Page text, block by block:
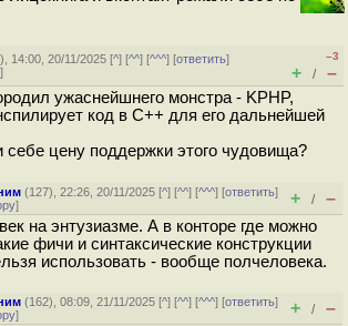
), 14:00, 20/11/2025 [^] [^^] [^^^] [ответить]
]
–3
+ / –
ужаснейшнего монстра - KPHP,
код в C++ для его дальнейшей
себе цену поддержки этого чудовища?
(127), 22:26, 20/11/2025 [^] [^^] [^^^] [ответить]
] + / –
на энтузиазме. А в конторе где можно
фичи и синтаксические конструкции
использовать - вообще полчеловека.
(162), 08:09, 21/11/2025 [^] [^^] [^^^] [ответить]
] + / –